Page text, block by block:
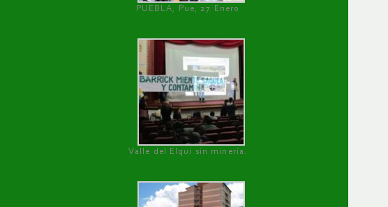
PUEBLA, Pue, 27 Enero
Valle del Elqui sin minería.